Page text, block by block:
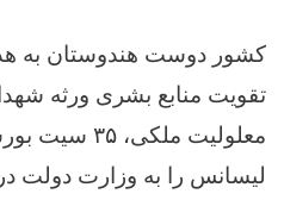
کشور دوست هندوستان به
تقویت منابع بشری ورثه
معلولیت ملکی، ۳۵ سیت
لیسانس را به وزارت دولت